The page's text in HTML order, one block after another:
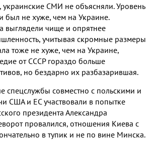
, украинские СМИ не объясняли.Уровень
был не хуже, чем на Украине.
выглядели чище и опрятнее
, учитывая скромные размеры
тоже не хуже, чем на Украине,
от СССР гораздо больше
, но бездарно их разбазарившая.
спецслужбы совместно с польскими и
США и ЕС участвовали в попытке
президента Александра
провалился, отношения Киева с
в тупик и не по вине Минска.